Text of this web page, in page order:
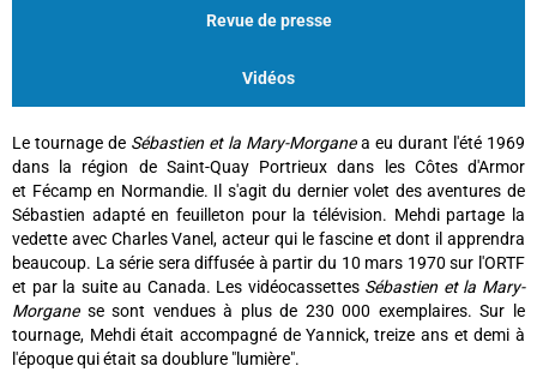
Revue de presse
Vidéos
Le tournage de Sébastien et la Mary-Morganea eu durant l'été 1969
dans la région de Saint-Quay Portrieux dans les Côtes d'Armor
et Fécamp en Normandie. Il s'agit du dernier volet des aventures de
Sébastien adapté en feuilleton pour la télévision. Mehdi partage la
vedette avec Charles Vanel, acteur qui le fascine et dont il apprendra
beaucoup. La série sera diffusée à partir du 10 mars 1970 sur l'ORTF
et par la suite au Canada. Les vidéocassettes Sébastien et la Mary-
Morganese sont vendues à plus de 230 000 exemplaires. Sur le
tournage, Mehdi était accompagné de Yannick, treize ans et demi à
l'époque qui était sa doublure "lumière".